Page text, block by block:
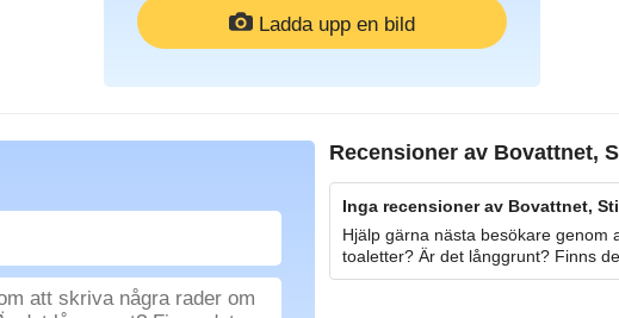
Ladda upp en bild
Recensioner av Bovattnet,
Inga recensioner av Bovattnet,
Hjälp gärna nästa besökare genom
toaletter? Är det långgrunt? Finns